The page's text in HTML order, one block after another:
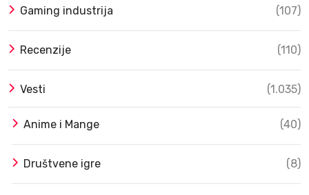
Gaming industrija (107)
Recenzije (110)
Vesti (1.035)
Anime i Mange (40)
Društvene igre (8)